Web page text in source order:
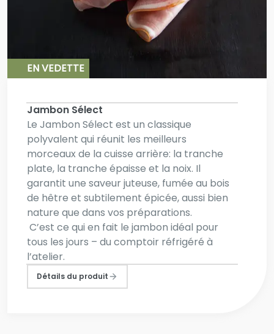
EN VEDETTE
Jambon Sélect
Le Jambon Sélect est un classique
polyvalent qui réunit les meilleurs
morceaux de la cuisse arrière: la tranche
plate, la tranche épaisse et la noix. Il
garantit une saveur juteuse, fumée au bois
de hêtre et subtilement épicée, aussi bien
nature que dans vos préparations.
C’est ce qui en fait le jambon idéal pour
tous les jours – du comptoir réfrigéré à
l’atelier.
Détails du produit